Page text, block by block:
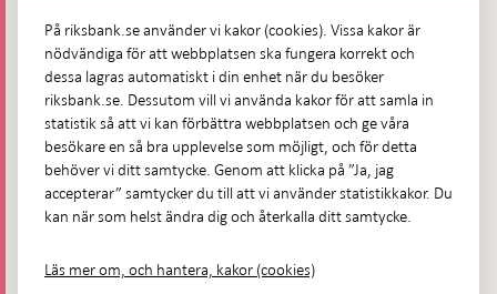
Hitta direkt
Frågor och svar-
Öppnas
i
ny
flik
Till Riksbankens webbarkiv-
Öppnas
i
ny
Presskontakt
Integritetspolicy
På riksbank.se använder vi kakor (cookies). Vissa kakor är
nödvändiga för att webbplatsen ska fungera korrekt och
dessa lagras automatiskt i din enhet när du besöker
riksbank.se. Dessutom vill vi använda kakor för att samla in
statistik så att vi kan förbättra webbplatsen och ge våra
besökare en så bra upplevelse som möjligt, och för detta
behöver vi ditt samtycke. Genom att klicka på ”Ja, jag
accepterar” samtycker du till att vi använder statistikkakor. Du
kan när som helst ändra dig och återkalla ditt samtycke.
Läs mer om, och hantera, kakor (cookies)